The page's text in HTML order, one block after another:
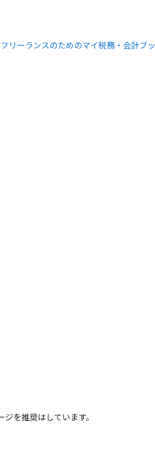
ーランスのためのマイ税務・会計ブッ
を推奨はしています。